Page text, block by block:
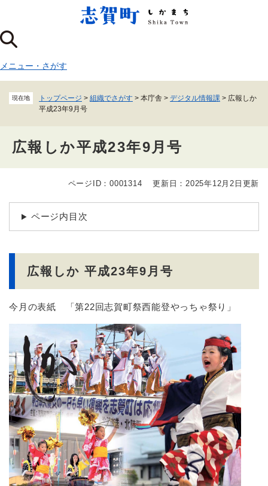
ジ
の
頭
で
メニューを飛ばして本文へ
メニュー ・ さがす
現在地 トップページ > 組織でさがす > 本庁舎 > デジタル情報課 > 広報しか
平成23年9月号
広報しか平成23年9月号
文
ページID：0001314 更新日：2025年12月2日更新
ページ内目次
広報しか 平成23年9月号
今月の表紙 「第22回志賀町祭西能登やっちゃ祭り」